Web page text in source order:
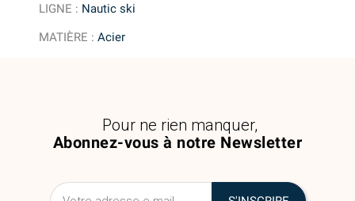
LIGNE : Nautic ski
MATIÈRE :Acier
Abonnez-vous à notre Newsletter
Pour ne rien manquer,